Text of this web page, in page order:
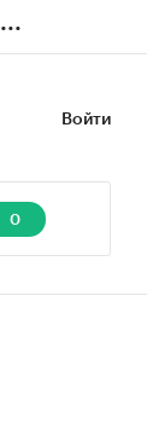
...
Войти
0